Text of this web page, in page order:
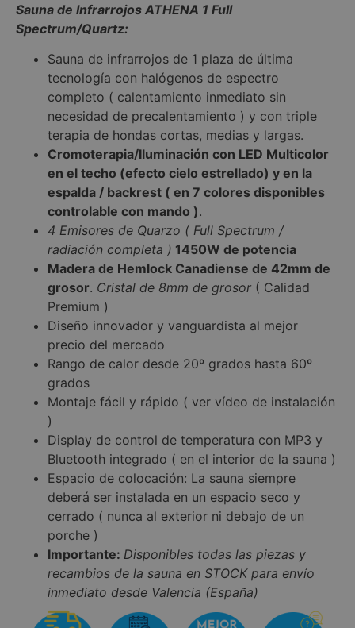
Sauna de Infrarrojos ATHENA 1 Full
Spectrum/Quartz:
Sauna de infrarrojos de 1 plaza de última
tecnología con halógenos de espectro
completo ( calentamiento inmediato sin
necesidad de precalentamiento ) y con triple
terapia de hondas cortas, medias y largas.
Cromoterapia/Iluminación con LED Multicolor
en el techo (efecto cielo estrellado) y en la
espalda / backrest ( en 7 colores disponibles
controlable con mando ).
4 Emisores de Quarzo ( Full Spectrum /
radiación completa ) 1450W de potencia
Madera de Hemlock Canadiense de 42mm de
grosor. Cristal de 8mm de grosor ( Calidad
Premium )
Diseño innovador y vanguardista al mejor
precio del mercado
Rango de calor desde 20º grados hasta 60º
grados
Montaje fácil y rápido ( ver vídeo de instalación
)
Display de control de temperatura con MP3 y
Bluetooth integrado ( en el interior de la sauna )
Espacio de colocación: La sauna siempre
deberá ser instalada en un espacio seco y
cerrado ( nunca al exterior ni debajo de un
porche )
Importante: Disponibles todas las piezas y
recambios de la sauna en STOCK para envío
inmediato desde Valencia (España)